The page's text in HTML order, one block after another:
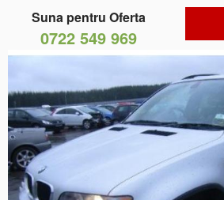
Suna pentru Oferta
0722 549 969